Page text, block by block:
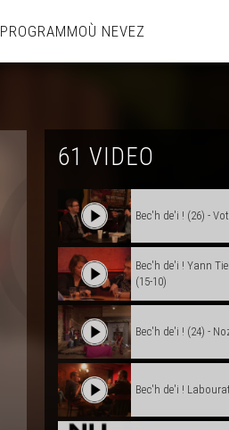
PROGRAMMOÙ NEVEZ
61 VIDEOBec'h de'i ! Peseurt
ar gerlenn Sten
Bec'h de'i ! (26) -
Bec'h de'i ! Yann
(15-10)
Bec'h de'i ! (24) -
Bec'h de'i !